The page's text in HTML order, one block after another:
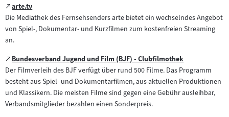
Zum
externen
Inhalt:
arte.tv
(öffnet
im
neuen
Tab)
Die Mediathek des Fernsehsenders arte bietet ein wechselndes Angebot
von Spiel-, Dokumentar- und Kurzfilmen zum kostenfreien Streaming
an.
Zum
externen
Inhalt:
Bundesverband Jugend und Film (BJF) - Clubfilmothek
(öffnet
im
neuen
Tab)
Der Filmverleih des BJF verfügt über rund 500 Filme. Das Programm
besteht aus Spiel- und Dokumentarfilmen, aus aktuellen Produktionen
und Klassikern. Die meisten Filme sind gegen eine Gebühr ausleihbar,
Verbandsmitglieder bezahlen einen Sonderpreis.